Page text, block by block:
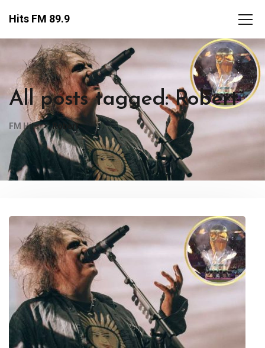
Hits FM 89.9
All posts tagged: Robert
FM Hits Robert